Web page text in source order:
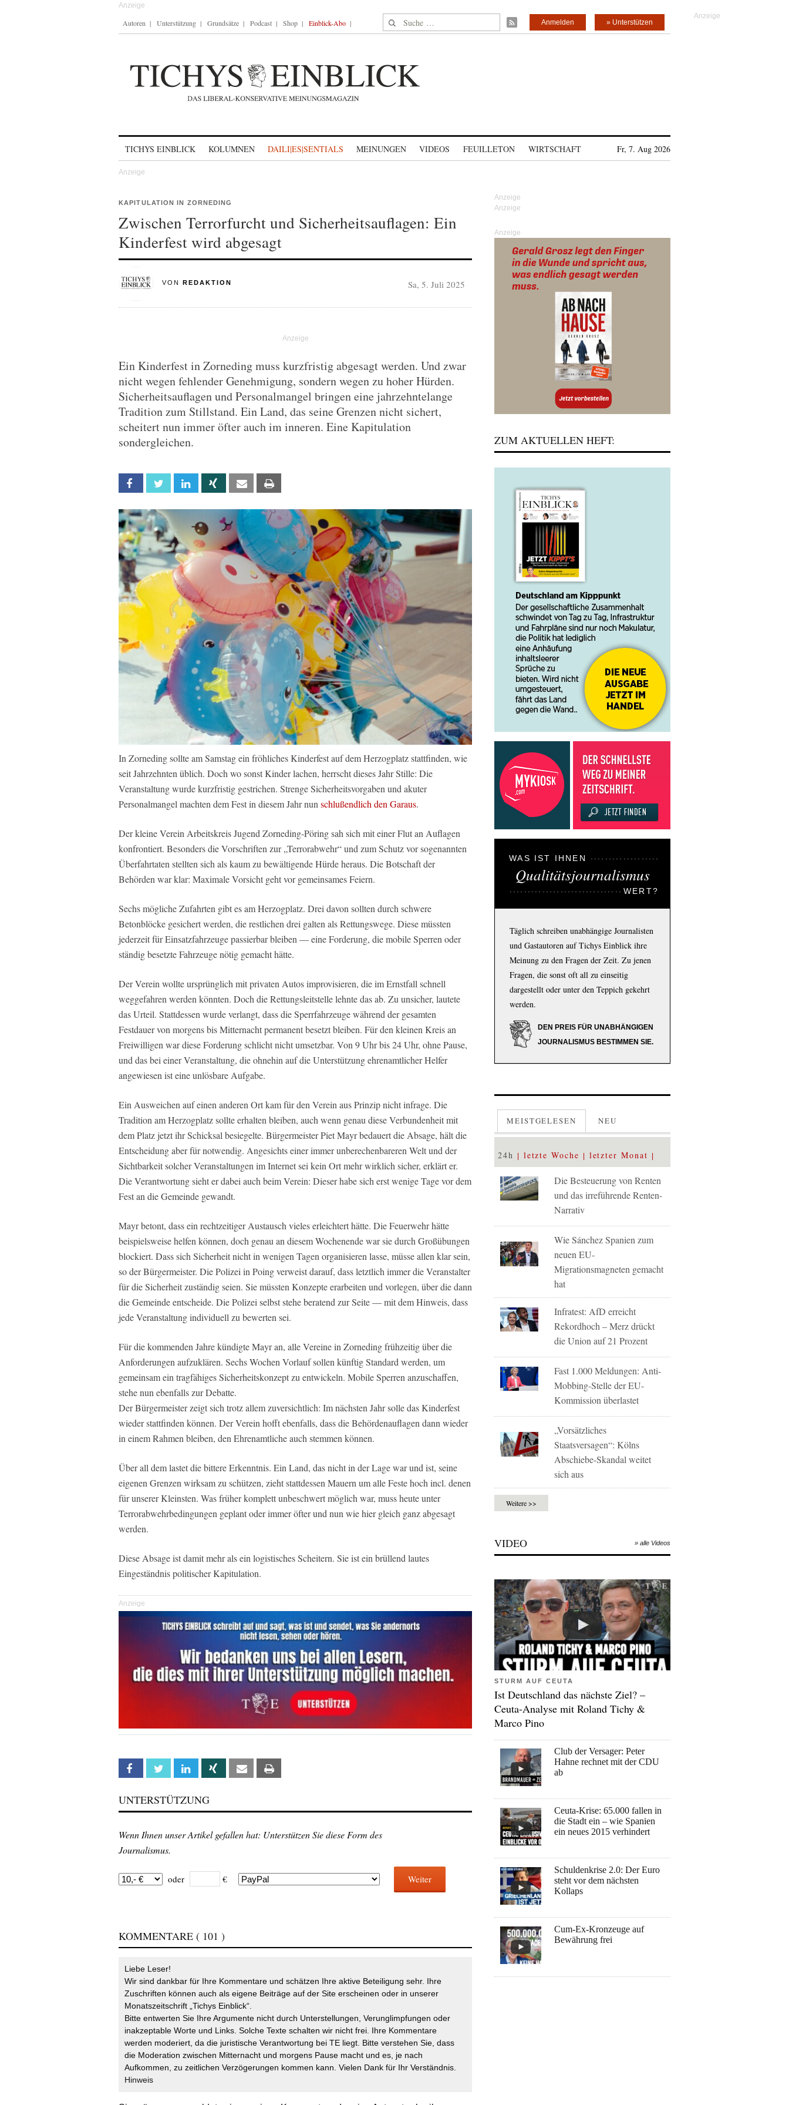
Autoren Unterstützung Grundsätze Podcast Shop Einblick-Abo Suche nach: » Unterstützen
Anmelden
TICHYS EINBLICK KOLUMNEN DAILI|ES|SENTIALS MEINUNGEN VIDEOS FEUILLETON WIRTSCHAFT Fr, 7. Aug 2026
KAPITULATION IN ZORNEDING
Zwischen Terrorfurcht und Sicherheitsauflagen: Ein
Kinderfest wird abgesagt
VON REDAKTION Sa, 5. Juli 2025
Ein Kinderfest in Zorneding muss kurzfristig abgesagt werden. Und zwar
nicht wegen fehlender Genehmigung, sondern wegen zu hoher Hürden.
Sicherheitsauflagen und Personalmangel bringen eine jahrzehntelange
Tradition zum Stillstand. Ein Land, das seine Grenzen nicht sichert,
scheitert nun immer öfter auch im inneren. Eine Kapitulation
sondergleichen.
Facebook Twitter Linkedin Xing Email
In Zorneding sollte am Samstag ein fröhliches Kinderfest auf dem Herzogplatz stattfinden, wie
seit Jahrzehnten üblich. Doch wo sonst Kinder lachen, herrscht dieses Jahr Stille: Die
Veranstaltung wurde kurzfristig gestrichen. Strenge Sicherheitsvorgaben und akuter
Personalmangel machten dem Fest in diesem Jahr nun schlußendlich den Garaus.
Der kleine Verein Arbeitskreis Jugend Zorneding-Pöring sah sich mit einer Flut an Auflagen
konfrontiert. Besonders die Vorschriften zur „Terrorabwehr“ und zum Schutz vor sogenannten
Überfahrtaten stellten sich als kaum zu bewältigende Hürde heraus. Die Botschaft der
Behörden war klar: Maximale Vorsicht geht vor gemeinsames Feiern.
Sechs mögliche Zufahrten gibt es am Herzogplatz. Drei davon sollten durch schwere
Betonblöcke gesichert werden, die restlichen drei galten als Rettungswege. Diese müssten
jederzeit für Einsatzfahrzeuge passierbar bleiben — eine Forderung, die mobile Sperren oder
ständig besetzte Fahrzeuge nötig gemacht hätte.
Der Verein wollte ursprünglich mit privaten Autos improvisieren, die im Ernstfall schnell
weggefahren werden könnten. Doch die Rettungsleitstelle lehnte das ab. Zu unsicher, lautete
das Urteil. Stattdessen wurde verlangt, dass die Sperrfahrzeuge während der gesamten
Festdauer von morgens bis Mitternacht permanent besetzt bleiben. Für den kleinen Kreis an
Freiwilligen war diese Forderung schlicht nicht umsetzbar. Von 9 Uhr bis 24 Uhr, ohne Pause,
und das bei einer Veranstaltung, die ohnehin auf die Unterstützung ehrenamtlicher Helfer
angewiesen ist eine unlösbare Aufgabe.
Ein Ausweichen auf einen anderen Ort kam für den Verein aus Prinzip nicht infrage. Die
Tradition am Herzogplatz sollte erhalten bleiben, auch wenn genau diese Verbundenheit mit
dem Platz jetzt ihr Schicksal besiegelte. Bürgermeister Piet Mayr bedauert die Absage, hält die
Entscheidung aber für notwendig. Angesichts einer immer unberechenbareren Welt und der
Sichtbarkeit solcher Veranstaltungen im Internet sei kein Ort mehr wirklich sicher, erklärt er.
Die Verantwortung sieht er dabei auch beim Verein: Dieser habe sich erst wenige Tage vor dem
Fest an die Gemeinde gewandt.
Mayr betont, dass ein rechtzeitiger Austausch vieles erleichtert hätte. Die Feuerwehr hätte
beispielsweise helfen können, doch genau an diesem Wochenende war sie durch Großübungen
blockiert. Dass sich Sicherheit nicht in wenigen Tagen organisieren lasse, müsse allen klar sein,
so der Bürgermeister. Die Polizei in Poing verweist darauf, dass letztlich immer die Veranstalter
für die Sicherheit zuständig seien. Sie müssten Konzepte erarbeiten und vorlegen, über die dann
die Gemeinde entscheide. Die Polizei selbst stehe beratend zur Seite — mit dem Hinweis, dass
jede Veranstaltung individuell zu bewerten sei.
Für die kommenden Jahre kündigte Mayr an, alle Vereine in Zorneding frühzeitig über die
Anforderungen aufzuklären. Sechs Wochen Vorlauf sollen künftig Standard werden, um
gemeinsam ein tragfähiges Sicherheitskonzept zu entwickeln. Mobile Sperren anzuschaffen,
stehe nun ebenfalls zur Debatte.
Der Bürgermeister zeigt sich trotz allem zuversichtlich: Im nächsten Jahr solle das Kinderfest
wieder stattfinden können. Der Verein hofft ebenfalls, dass die Behördenauflagen dann wieder
in einem Rahmen bleiben, den Ehrenamtliche auch stemmen können.
Über all dem lastet die bittere Erkenntnis. Ein Land, das nicht in der Lage war und ist, seine
eigenen Grenzen wirksam zu schützen, zieht stattdessen Mauern um alle Feste hoch incl. denen
für unserer Kleinsten. Was früher komplett unbeschwert möglich war, muss heute unter
Terrorabwehrbedingungen geplant oder immer öfter und nun wie hier gleich ganz abgesagt
werden.
Diese Absage ist damit mehr als ein logistisches Scheitern. Sie ist ein brüllend lautes
Eingeständnis politischer Kapitulation.
Anzeige
Facebook Twitter Linkedin Xing Email
UNTERSTÜTZUNG
Wenn Ihnen unser Artikel gefallen hat: Unterstützen Sie diese Form des
Journalismus.
oder € Weiter
KOMMENTARE ( 101 )
Liebe Leser!
Wir sind dankbar für Ihre Kommentare und schätzen Ihre aktive Beteiligung sehr. Ihre
Zuschriften können auch als eigene Beiträge auf der Site erscheinen oder in unserer
Monatszeitschrift „Tichys Einblick“.
Bitte entwerten Sie Ihre Argumente nicht durch Unterstellungen, Verunglimpfungen oder
inakzeptable Worte und Links. Solche Texte schalten wir nicht frei. Ihre Kommentare
werden moderiert, da die juristische Verantwortung bei TE liegt. Bitte verstehen Sie, dass
die Moderation zwischen Mitternacht und morgens Pause macht und es, je nach
Aufkommen, zu zeitlichen Verzögerungen kommen kann. Vielen Dank für Ihr Verständnis.
Hinweis
Anzeige
ZUM AKTUELLEN HEFT:
WAS IST IHNEN
Qualitätsjournalismus
WERT?
Täglich schreiben unabhängige Journalisten
und Gastautoren auf Tichys Einblick ihre
Meinung zu den Fragen der Zeit. Zu jenen
Fragen, die sonst oft all zu einseitig
dargestellt oder unter den Teppich gekehrt
werden.
DEN PREIS FÜR UNABHÄNGIGEN
JOURNALISMUS BESTIMMEN SIE.
MEISTGELESEN NEU
24h letzte Woche letzter Monat
Die Besteuerung von Renten
und das irreführende Renten-
Narrativ
Wie Sánchez Spanien zum
neuen EU-
Migrationsmagneten gemacht
hat
Infratest: AfD erreicht
Rekordhoch – Merz drückt
die Union auf 21 Prozent
Fast 1.000 Meldungen: Anti-
Mobbing-Stelle der EU-
Kommission überlastet
„Vorsätzliches
Staatsversagen“: Kölns
Abschiebe-Skandal weitet
sich aus
Weitere >>
VIDEO » alle Videos
STURM AUF CEUTA
Ist Deutschland das nächste Ziel? –
Ceuta-Analyse mit Roland Tichy &
Marco Pino
Club der Versager: Peter
Hahne rechnet mit der CDU
ab
Ceuta-Krise: 65.000 fallen in
die Stadt ein – wie Spanien
ein neues 2015 verhindert
Schuldenkrise 2.0: Der Euro
steht vor dem nächsten
Kollaps
Cum-Ex-Kronzeuge auf
Bewährung frei